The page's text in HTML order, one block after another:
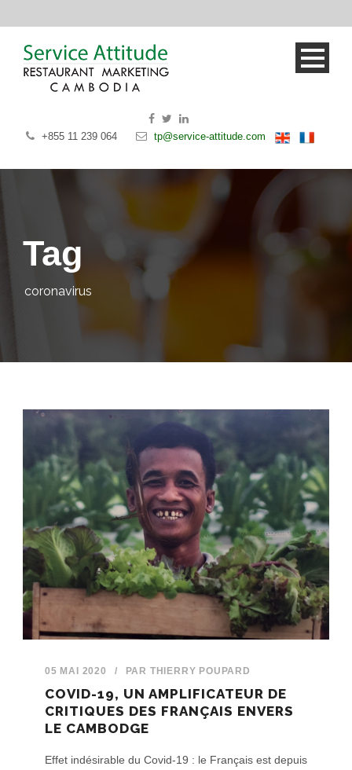
+855 11 239 064 tp@service-attitude.com
Tag
coronavirus
05 MAI 2020 / PAR THIERRY POUPARD
COVID-19, UN AMPLIFICATEUR DE
CRITIQUES DES FRANÇAIS ENVERS
LE CAMBODGE
Effet indésirable du Covid-19 : le Français est depuis